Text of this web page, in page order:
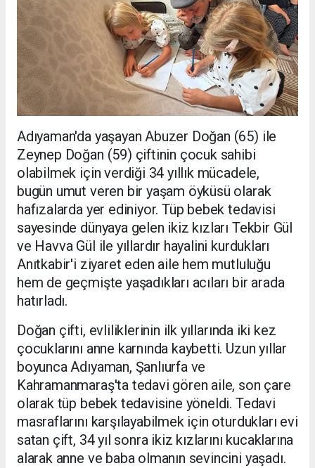
Adıyaman'da yaşayan Abuzer Doğan (65) ile
Zeynep Doğan (59) çiftinin çocuk sahibi
olabilmek için verdiği 34 yıllık mücadele,
bugün umut veren bir yaşam öyküsü olarak
hafızalarda yer ediniyor. Tüp bebek tedavisi
sayesinde dünyaya gelen ikiz kızları Tekbir Gül
ve Havva Gül ile yıllardır hayalini kurdukları
Anıtkabir'i ziyaret eden aile hem mutluluğu
hem de geçmişte yaşadıkları acıları bir arada
hatırladı.
Doğan çifti, evliliklerinin ilk yıllarında iki kez
çocuklarını anne karnında kaybetti. Uzun yıllar
boyunca Adıyaman, Şanlıurfa ve
Kahramanmaraş'ta tedavi gören aile, son çare
olarak tüp bebek tedavisine yöneldi. Tedavi
masraflarını karşılayabilmek için oturdukları evi
satan çift, 34 yıl sonra ikiz kızlarını kucaklarına
alarak anne ve baba olmanın sevincini yaşadı.